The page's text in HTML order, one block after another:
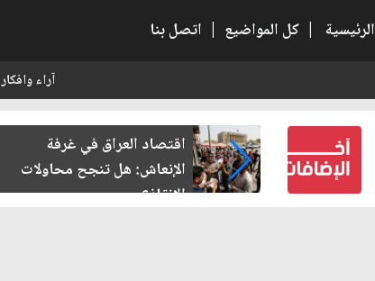
الرئيسية | كل المواضيع | اتصل بنا
آراء وافكار
الأربعين
اقتصاد العراق في غرفة
الإنعاش: هل تنجح محاولات
الإنقاذ؟